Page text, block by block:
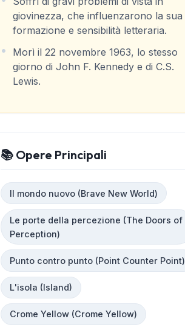
giovinezza, che influenzarono la sua
formazione e sensibilità letteraria.
Morì il 22 novembre 1963, lo stesso
giorno di John F. Kennedy e di C.S.
Lewis.
📚 Opere Principali
Il mondo nuovo (Brave New World)
Le porte della percezione (The Doors of
Perception)
Punto contro punto (Point Counter Point)
L'isola (Island)
Crome Yellow (Crome Yellow)